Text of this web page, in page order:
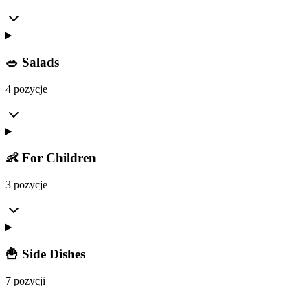
🥗 Salads
4 pozycje
👶 For Children
3 pozycje
🍟 Side Dishes
7 pozycji